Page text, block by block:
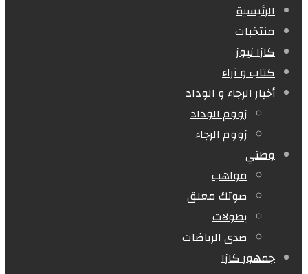
الرئيسية
منتخبات
كازا نيوز
كتاب و آراء
أخبار الرجاء و الوداد
زووم الوداد
زووم الرجاء
وطني
مواهب
صوتك معلق
بطولات
صدى الرياضات
جمهور كازا